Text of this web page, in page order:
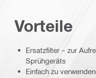
Vorteile
Ersatzfilter – zur
Sprühgeräts
Einfach zu